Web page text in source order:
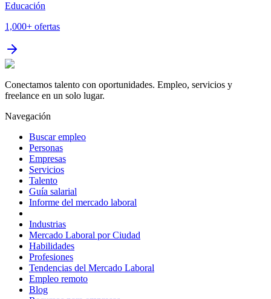
Educación
1,000+ ofertas
Conectamos talento con oportunidades. Empleo, servicios y
freelance en un solo lugar.
Navegación
Buscar empleo
Personas
Empresas
Servicios
Talento
Guía salarial
Informe del mercado laboral
Industrias
Mercado Laboral por Ciudad
Habilidades
Profesiones
Tendencias del Mercado Laboral
Empleo remoto
Blog